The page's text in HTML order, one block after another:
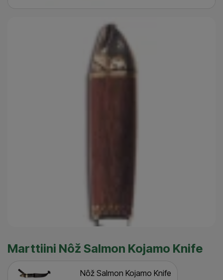
Marttiini Nôž Salmon Kojamo Knife
Nôž Salmon Kojamo Knife